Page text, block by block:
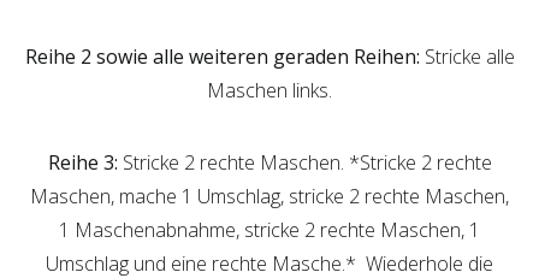
Reihe 2 sowie alle weiteren geraden Reihen: Stricke alle
Maschen links.
Reihe 3: Stricke 2 rechte Maschen. *Stricke 2 rechte
Maschen, mache 1 Umschlag, stricke 2 rechte Maschen,
1 Maschenabnahme, stricke 2 rechte Maschen, 1
Umschlag und eine rechte Masche.* Wiederhole die